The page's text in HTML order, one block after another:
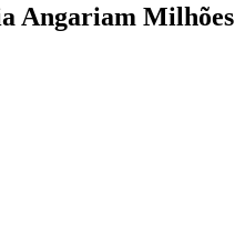
Angariam Milhões